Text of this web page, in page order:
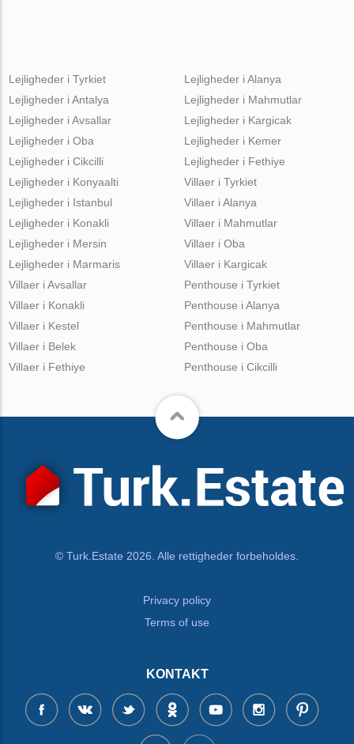
Lejligheder i Tyrkiet
Lejligheder i Antalya
Lejligheder i Avsallar
Lejligheder i Oba
Lejligheder i Cikcilli
Lejligheder i Alanya
Lejligheder i Mahmutlar
Lejligheder i Kargicak
Lejligheder i Kemer
Lejligheder i Fethiye
Lejligheder i Konyaalti
Lejligheder i Istanbul
Lejligheder i Konakli
Lejligheder i Mersin
Lejligheder i Marmaris
Villaer i Tyrkiet
Villaer i Alanya
Villaer i Mahmutlar
Villaer i Oba
Villaer i Kargicak
Villaer i Avsallar
Villaer i Konakli
Villaer i Kestel
Villaer i Belek
Villaer i Fethiye
Penthouse i Tyrkiet
Penthouse i Alanya
Penthouse i Mahmutlar
Penthouse i Oba
Penthouse i Cikcilli
© Turk.Estate 2026. Alle rettigheder forbeholdes.
Privacy policy
Terms of use
KONTAKT